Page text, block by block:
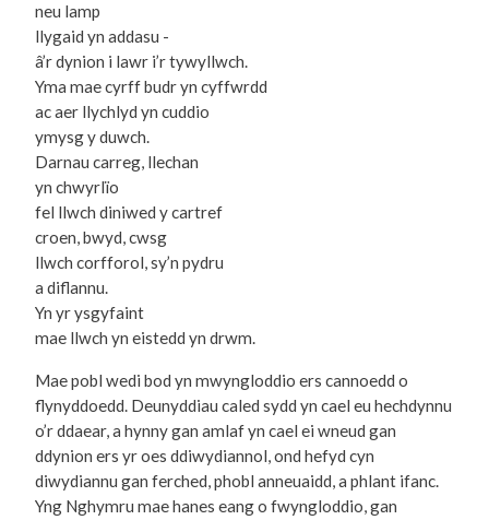
neu lamp
llygaid yn addasu -
â’r dynion i lawr i’r tywyllwch.
Yma mae cyrff budr yn cyffwrdd
ac aer llychlyd yn cuddio
ymysg y duwch.
Darnau carreg, llechan
yn chwyrlïo
fel llwch diniwed y cartref
croen, bwyd, cwsg
llwch corfforol, sy’n pydru
a diflannu.
Yn yr ysgyfaint
mae llwch yn eistedd yn drwm.
Mae pobl wedi bod yn mwyngloddio ers cannoedd o
flynyddoedd. Deunyddiau caled sydd yn cael eu hechdynnu
o’r ddaear, a hynny gan amlaf yn cael ei wneud gan
ddynion ers yr oes ddiwydiannol, ond hefyd cyn
diwydiannu gan ferched, phobl anneuaidd, a phlant ifanc.
Yng Nghymru mae hanes eang o fwyngloddio, gan